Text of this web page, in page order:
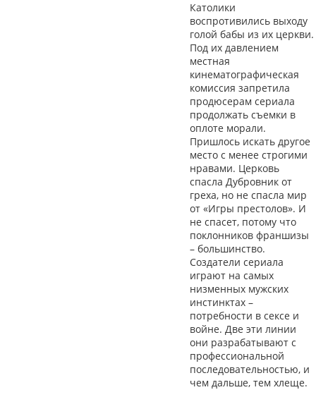
Католики
воспротивились выходу
голой бабы из их церкви.
Под их давлением
местная
кинематографическая
комиссия запретила
продюсерам сериала
продолжать съемки в
оплоте морали.
Пришлось искать другое
место с менее строгими
нравами. Церковь
спасла Дубровник от
греха, но не спасла мир
от «Игры престолов». И
не спасет, потому что
поклонников франшизы
– большинство.
Создатели сериала
играют на самых
низменных мужских
инстинктах –
потребности в сексе и
войне. Две эти линии
они разрабатывают с
профессиональной
последовательностью, и
чем дальше, тем хлеще.